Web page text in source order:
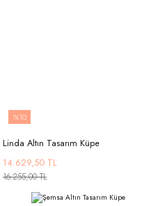
%10
Linda Altın Tasarım Küpe
14.629,50 TL
16.255,00 TL